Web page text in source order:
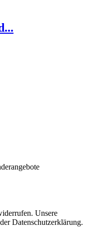
Unsere
Datenschutzerklärung.